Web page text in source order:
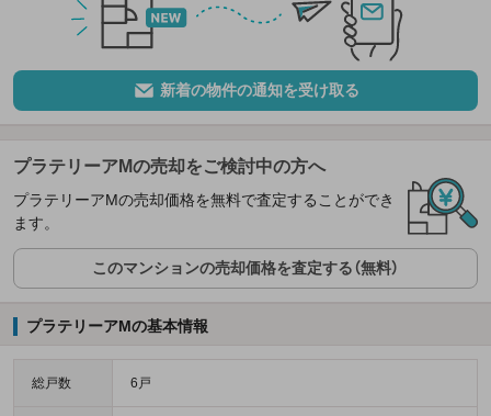
新着の物件の通知を受け取る
プラテリーアMの売却をご検討中の方へ
プラテリーアMの売却価格を無料で査定することができ
ます。
このマンションの売却価格を査定する（無料）
プラテリーアMの基本情報
総戸数 6戸